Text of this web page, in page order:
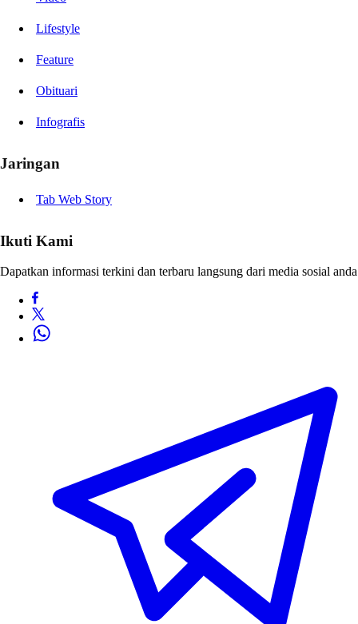
Lifestyle
Feature
Obituari
Infografis
Jaringan
Tab Web Story
Ikuti Kami
Dapatkan informasi terkini dan terbaru langsung dari media sosial anda